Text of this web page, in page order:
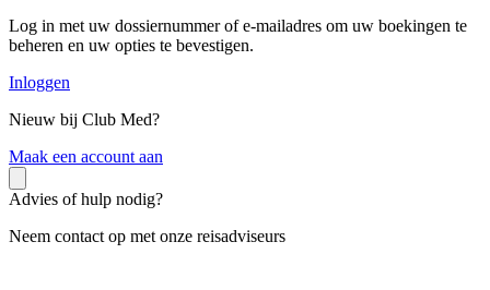
Log in met uw dossiernummer of e-mailadres om uw boekingen te
beheren en uw opties te bevestigen.
Inloggen
Nieuw bij Club Med?
Maak een account aan
Advies of hulp nodig?
Neem contact op met onze reisadviseurs